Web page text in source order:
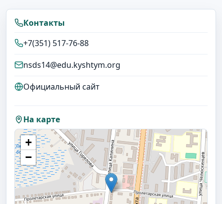
Контакты
+7(351) 517-76-88
nsds14@edu.kyshtym.org
Официальный сайт
На карте
+
−